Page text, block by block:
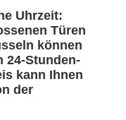
Uhrzeit:
Türen
können
24-Stunden-
kann Ihnen
der